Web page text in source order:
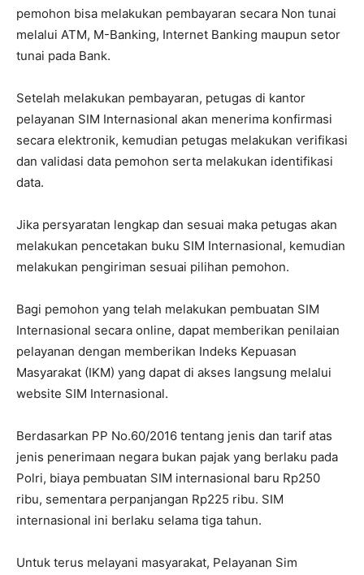
pemohon bisa melakukan pembayaran secara Non tunai
melalui ATM, M-Banking, Internet Banking maupun setor
tunai pada Bank.
Setelah melakukan pembayaran, petugas di kantor
pelayanan SIM Internasional akan menerima konfirmasi
secara elektronik, kemudian petugas melakukan verifikasi
dan validasi data pemohon serta melakukan identifikasi
data.
Jika persyaratan lengkap dan sesuai maka petugas akan
melakukan pencetakan buku SIM Internasional, kemudian
melakukan pengiriman sesuai pilihan pemohon.
Bagi pemohon yang telah melakukan pembuatan SIM
Internasional secara online, dapat memberikan penilaian
pelayanan dengan memberikan Indeks Kepuasan
Masyarakat (IKM) yang dapat di akses langsung melalui
website SIM Internasional.
Berdasarkan PP No.60/2016 tentang jenis dan tarif atas
jenis penerimaan negara bukan pajak yang berlaku pada
Polri, biaya pembuatan SIM internasional baru Rp250
ribu, sementara perpanjangan Rp225 ribu. SIM
internasional ini berlaku selama tiga tahun.
Untuk terus melayani masyarakat, Pelayanan Sim